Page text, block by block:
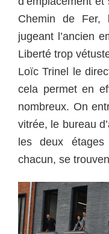
Chemin de Fer,
jugeant l’ancien
Liberté trop
Loïc Trinel le
cela permet en
nombreux. On
vitrée, le bureau
les deux
chacun, se